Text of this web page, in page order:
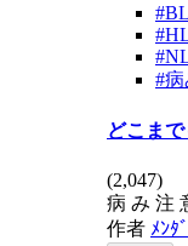
#BL
#病
どこまで
(2,047)
病 み 注
作者 ﾒﾝﾀ